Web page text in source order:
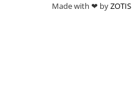
Made with ❤ byZOTIS